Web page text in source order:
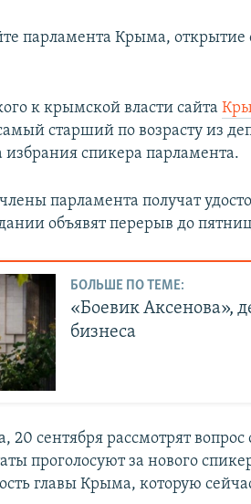
парламента Крыма, открытие
к крымской власти сайта
старший по возрасту из
избрания спикера парламента.
парламента получат
объявят перерыв до
БОЛЬШЕ ПО ТЕМЕ:
«Боевик Аксенова»,
бизнеса
сентября рассмотрят
проголосуют за нового
главы Крыма, которую